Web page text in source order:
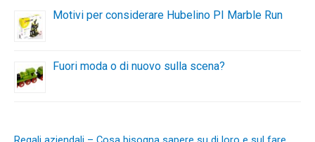
Motivi per considerare Hubelino PI Marble Run
Fuori moda o di nuovo sulla scena?